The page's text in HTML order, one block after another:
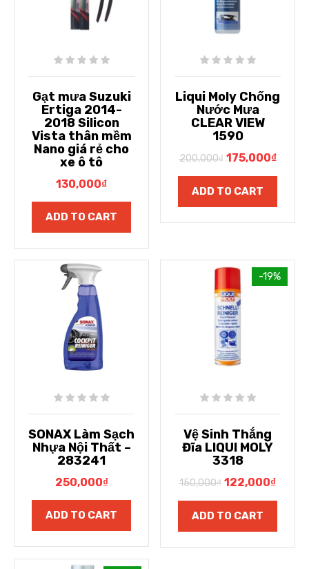
Gạt mưa Suzuki
Ertiga 2014-
2018 Silicon
Vista thân mềm
Nano giá rẻ cho
xe ô tô
130,000₫
ADD TO CART
Liqui Moly Chống
Nước Mưa
CLEAR VIEW
1590
200,000₫ 175,000₫
ADD TO CART
SONAX Làm Sạch
Nhựa Nội Thất –
283241
250,000₫
ADD TO CART
-19%
Vệ Sinh Thắng
Đĩa LIQUI MOLY
3318
150,000₫ 122,000₫
ADD TO CART